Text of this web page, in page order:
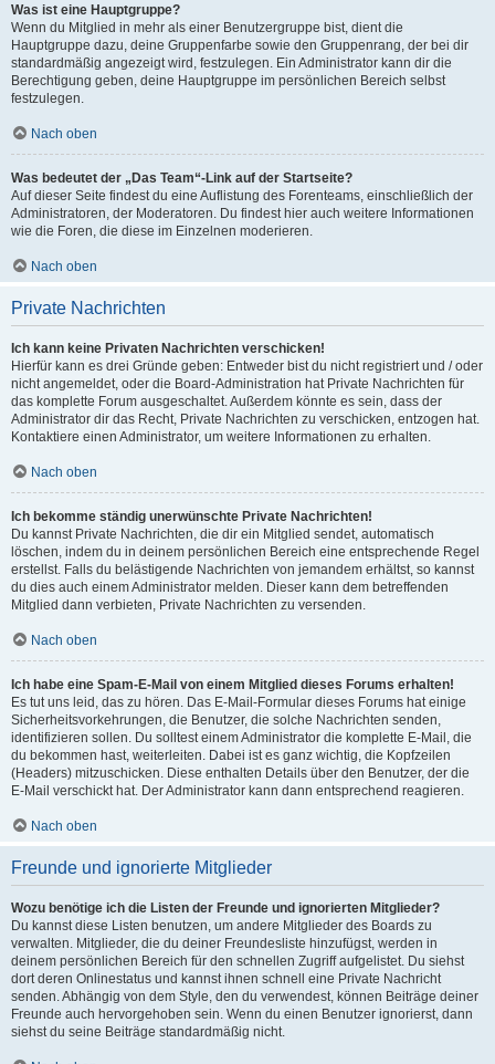
Was ist eine Hauptgruppe?
Wenn du Mitglied in mehr als einer Benutzergruppe bist, dient die
Hauptgruppe dazu, deine Gruppenfarbe sowie den Gruppenrang, der bei dir
standardmäßig angezeigt wird, festzulegen. Ein Administrator kann dir die
Berechtigung geben, deine Hauptgruppe im persönlichen Bereich selbst
festzulegen.
Nach oben
Was bedeutet der „Das Team“-Link auf der Startseite?
Auf dieser Seite findest du eine Auflistung des Forenteams, einschließlich der
Administratoren, der Moderatoren. Du findest hier auch weitere Informationen
wie die Foren, die diese im Einzelnen moderieren.
Nach oben
Private Nachrichten
Ich kann keine Privaten Nachrichten verschicken!
Hierfür kann es drei Gründe geben: Entweder bist du nicht registriert und / oder
nicht angemeldet, oder die Board-Administration hat Private Nachrichten für
das komplette Forum ausgeschaltet. Außerdem könnte es sein, dass der
Administrator dir das Recht, Private Nachrichten zu verschicken, entzogen hat.
Kontaktiere einen Administrator, um weitere Informationen zu erhalten.
Nach oben
Ich bekomme ständig unerwünschte Private Nachrichten!
Du kannst Private Nachrichten, die dir ein Mitglied sendet, automatisch
löschen, indem du in deinem persönlichen Bereich eine entsprechende Regel
erstellst. Falls du belästigende Nachrichten von jemandem erhältst, so kannst
du dies auch einem Administrator melden. Dieser kann dem betreffenden
Mitglied dann verbieten, Private Nachrichten zu versenden.
Nach oben
Ich habe eine Spam-E-Mail von einem Mitglied dieses Forums erhalten!
Es tut uns leid, das zu hören. Das E-Mail-Formular dieses Forums hat einige
Sicherheitsvorkehrungen, die Benutzer, die solche Nachrichten senden,
identifizieren sollen. Du solltest einem Administrator die komplette E-Mail, die
du bekommen hast, weiterleiten. Dabei ist es ganz wichtig, die Kopfzeilen
(Headers) mitzuschicken. Diese enthalten Details über den Benutzer, der die
E-Mail verschickt hat. Der Administrator kann dann entsprechend reagieren.
Nach oben
Freunde und ignorierte Mitglieder
Wozu benötige ich die Listen der Freunde und ignorierten Mitglieder?
Du kannst diese Listen benutzen, um andere Mitglieder des Boards zu
verwalten. Mitglieder, die du deiner Freundesliste hinzufügst, werden in
deinem persönlichen Bereich für den schnellen Zugriff aufgelistet. Du siehst
dort deren Onlinestatus und kannst ihnen schnell eine Private Nachricht
senden. Abhängig von dem Style, den du verwendest, können Beiträge deiner
Freunde auch hervorgehoben sein. Wenn du einen Benutzer ignorierst, dann
siehst du seine Beiträge standardmäßig nicht.